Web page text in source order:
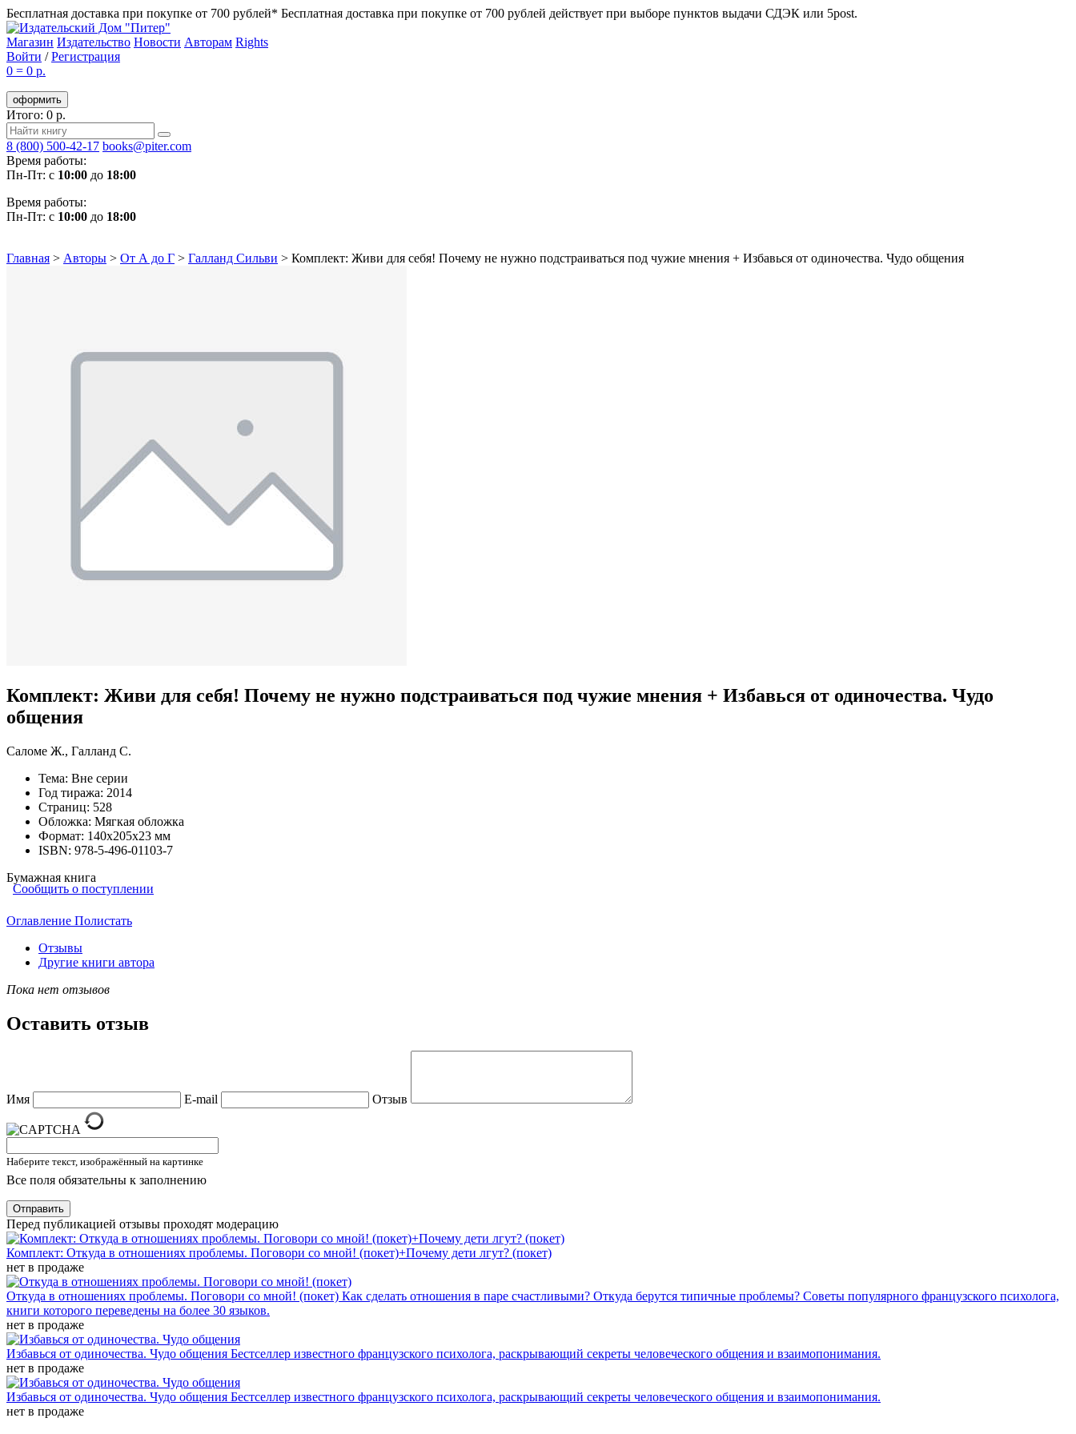
Бесплатная доставка при покупке от 700 рублей* Бесплатная доставка при покупке от 700 рублей действует при выборе пунктов выдачи СДЭК или 5post.
Магазин Издательство Новости Авторам Rights
Войти /Регистрация
0 = 0 р.
оформить
Итого: 0 р.
8 (800) 500-42-17 books@piter.com
Время работы:
Пн-Пт: с 10:00 до 18:00
Время работы:
Пн-Пт: с 10:00 до 18:00
Главная > Авторы > От А до Г > Галланд Сильви > Комплект: Живи для себя! Почему не нужно подстраиваться под чужие мнения + Избавься от одиночества. Чудо общения
Комплект: Живи для себя! Почему не нужно подстраиваться под чужие мнения + Избавься от одиночества. Чудо
общения
Саломе Ж., Галланд С.
Тема: Вне серии
Год тиража: 2014
Страниц: 528
Обложка: Мягкая обложка
Формат: 140х205х23 мм
ISBN: 978-5-496-01103-7
Бумажная книга
Сообщить о поступлении
Оглавление Полистать
Отзывы
Другие книги автора
Пока нет отзывов
Оставить отзыв
Имя E-mail Отзыв
Наберите текст, изображённый на картинке
Все поля обязательны к заполнению
Отправить
Перед публикацией отзывы проходят модерацию
Комплект: Откуда в отношениях проблемы. Поговори со мной! (покет)+Почему дети лгут? (покет)
нет в продаже
Откуда в отношениях проблемы. Поговори со мной! (покет) Как сделать отношения в паре счастливыми? Откуда берутся типичные проблемы? Советы популярного французского психолога,
книги которого переведены на более 30 языков.
нет в продаже
Избавься от одиночества. Чудо общения Бестселлер известного французского психолога, раскрывающий секреты человеческого общения и взаимопонимания.
нет в продаже
Избавься от одиночества. Чудо общения Бестселлер известного французского психолога, раскрывающий секреты человеческого общения и взаимопонимания.
нет в продаже